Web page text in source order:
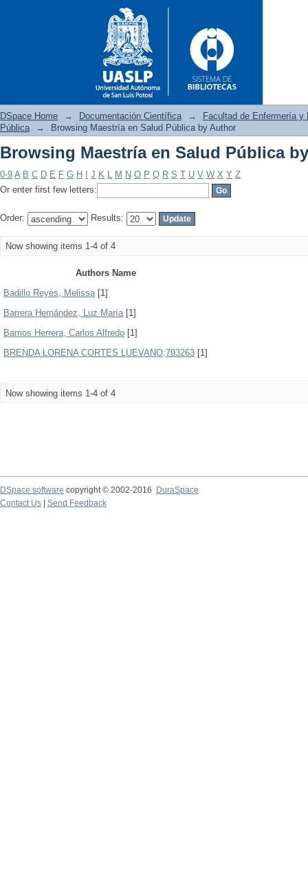
Browsing Maestría en Salud
DSpace Home → Documentación Científica →
Facultad de Enfermería y
Pública
→ Browsing Maestría en Salud Pública by Author
Browsing Maestría en Salud Pública
0-9 A B C D E F G H J K L M N O P Q R S T U V W X Y Z
Or enter first few letters:
Order: Results:
Now showing items 1-4 of 4
Authors Name
Badillo Reyes, Melissa[1]
Barrera Hernández, Luz María[1]
Barrios Herrera, Carlos Alfredo [1]
BRENDA LORENA CORTES LUEVANO;793263 [1]
Now showing items 1-4 of 4
DSpace software copyright © 2002-2016
DuraSpace
Contact Us
Send Feedback